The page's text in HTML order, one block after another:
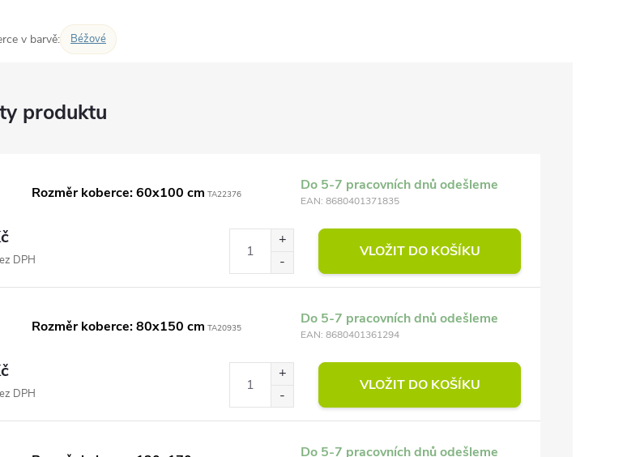
v barvě: Béžové
Rozměr koberce: 60x100 cm TA22376
Do 5-7 pracovních dnů odešleme
EAN: 8680401371835
DPH VLOŽIT DO KOŠÍKU
Rozměr koberce: 80x150 cm TA20935
Do 5-7 pracovních dnů odešleme
EAN: 8680401361294
DPH VLOŽIT DO KOŠÍKU
Do 5-7 pracovních dnů odešleme